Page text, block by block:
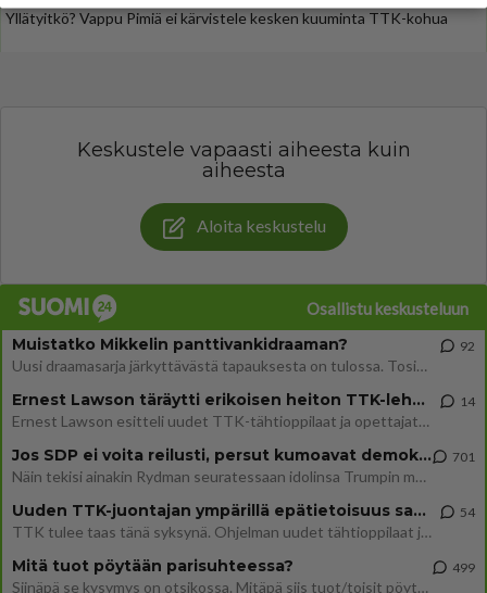
Yllätyitkö? Vappu Pimiä ei kärvistele kesken kuuminta TTK-kohua
Keskustele vapaasti aiheesta kuin
aiheesta
Aloita keskustelu
Osallistu keskusteluun
Muistatko Mikkelin panttivankidraaman?
Uusi draamasarja järkyttävästä tapauksesta on tulossa. Tositapahtumiin perustuva sarja ammentaa vuoden 1986 Mikkelin pan
92
Ernest Lawson täräytti erikoisen heiton TTK-lehdistötilaisuudessa: " Onko tässä tarkoituksena...?"
Ernest Lawson esitteli uudet TTK-tähtioppilaat ja opettajat torstaina 6.8. lehdistölle. Tulevalla kaudella on yksi hausk
14
Jos SDP ei voita reilusti, persut kumoavat demokratian Suomesta
Näin tekisi ainakin Rydman seuratessaan idolinsa Trumpin mallia https://www.is.fi/politiikka/art-2000012187244.html
701
Uuden TTK-juontajan ympärillä epätietoisuus sakenee - Nyt MTV hämmentää soppaa
TTK tulee taas tänä syksynä. Ohjelman uudet tähtioppilaat julkistetaan torstaina 6. elokuuta klo 14 alkavassa lehdistö
54
Mitä tuot pöytään parisuhteessa?
Siinäpä se kysymys on otsikossa. Mitäpä siis tuot/toisit pöytään parisuhteessa? Oletko mies vai nainen? Koetko sen mitä
499